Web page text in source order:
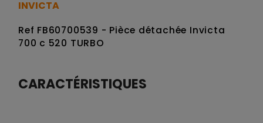
INVICTA
Ref FB60700539 - Pièce détachée Invicta
700 c 520 TURBO
CARACTÉRISTIQUES